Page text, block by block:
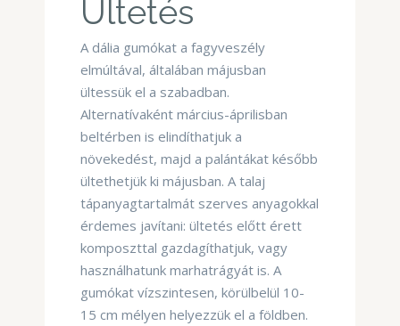
Ültetés
A dália gumókat a fagyveszély
elmúltával, általában májusban
ültessük el a szabadban.
Alternatívaként március-áprilisban
beltérben is elindíthatjuk a
növekedést, majd a palántákat később
ültethetjük ki májusban. A talaj
tápanyagtartalmát szerves anyagokkal
érdemes javítani: ültetés előtt érett
komposzttal gazdagíthatjuk, vagy
használhatunk marhatrágyát is. A
gumókat vízszintesen, körülbelül 10-
15 cm mélyen helyezzük el a földben.